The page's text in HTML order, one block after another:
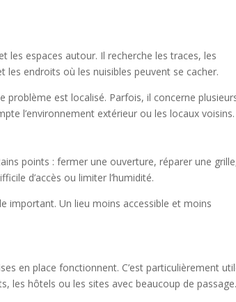
les espaces autour. Il recherche les traces, les
les endroits où les nuisibles peuvent se cacher.
problème est localisé. Parfois, il concerne
l’environnement extérieur ou les locaux voisins.
points : fermer une ouverture, réparer une
d’accès ou limiter l’humidité.
important. Un lieu moins accessible et moins
en place fonctionnent. C’est particulièrement
les hôtels ou les sites avec beaucoup de passage.